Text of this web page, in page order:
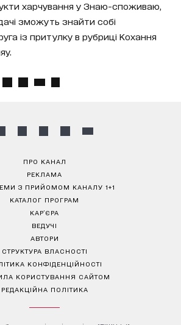
харчування у Знаю-споживаю,
зможуть знайти собі
із притулку в рубриці Кохання
ПРО КАНАЛ
РЕКЛАМА
З ПРИЙОМОМ КАНАЛУ 1+1
КАТАЛОГ ПРОГРАМ
КАР’ЄРА
ВЕДУЧІ
АВТОРИ
СТРУКТУРА ВЛАСНОСТІ
КОНФІДЕНЦІЙНОСТІ
КОРИСТУВАННЯ САЙТОМ
РЕДАКЦІЙНА ПОЛІТИКА